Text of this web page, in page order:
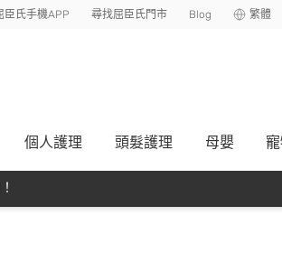
臣氏手機APP 尋找屈臣氏門市 Blog 繁體
個人護理 頭髮護理 母嬰